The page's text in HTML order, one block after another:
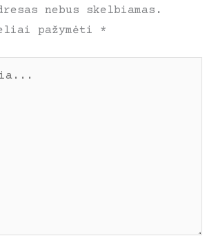
nebus skelbiamas.
pažymėti *